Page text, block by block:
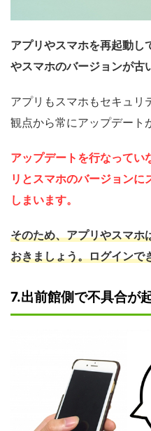
アプリやスマホを再起動し
やスマホのバージョンが古
アプリもスマホもセキュリ
観点から常にアップデート
アップデートを行なってい
リとスマホのバージョンに
しまいます。
そのため、アプリやスマホ
おきましょう。ログインで
7.出前館側で不具合が